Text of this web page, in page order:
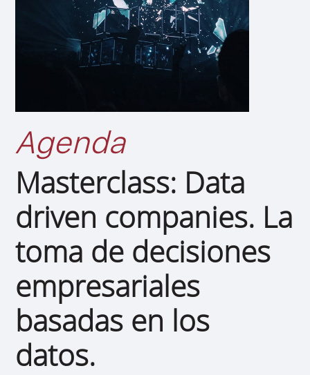
Agenda
Masterclass: Data
driven companies. La
toma de decisiones
empresariales
basadas en los
datos.